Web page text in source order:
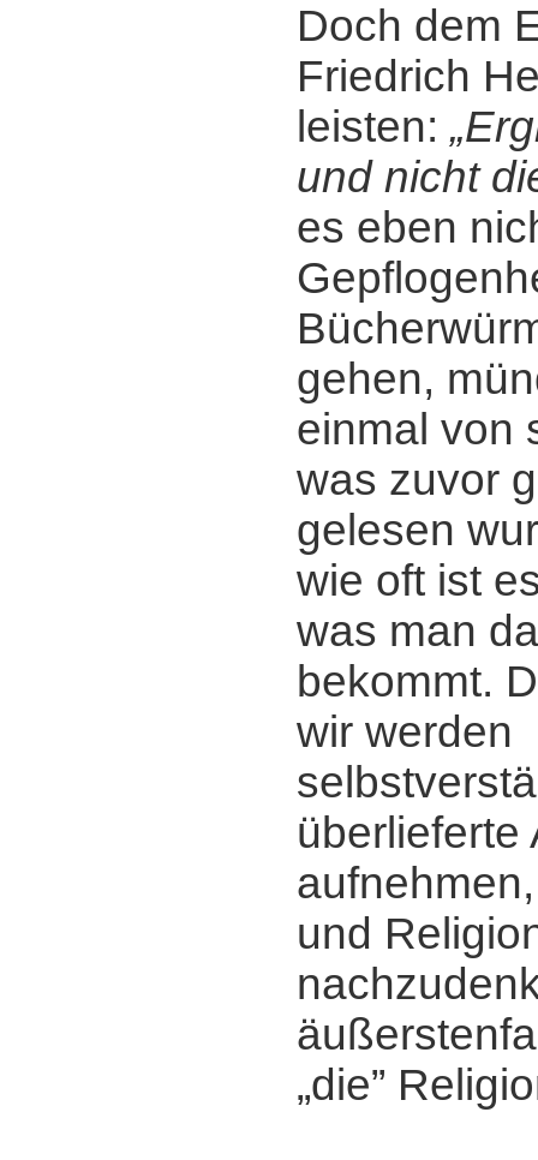
Doch dem
Friedrich
leisten:
und nicht
es eben
gehen,
einmal von
was zuvor
gelesen
wie oft ist
was man
bekommt.
wir werden
überlieferte
und
„die”